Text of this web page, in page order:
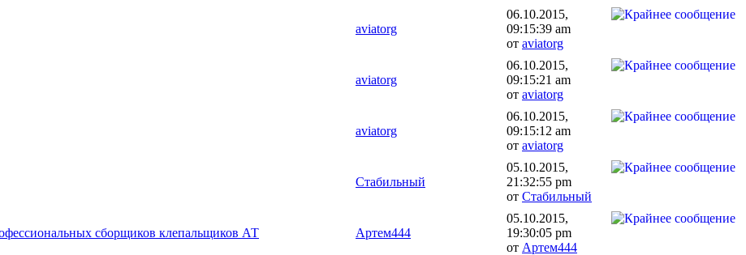
aviatorg
06.10.2015,
09:15:39 am
от aviatorg
aviatorg
06.10.2015,
09:15:21 am
от aviatorg
aviatorg
06.10.2015,
09:15:12 am
от aviatorg
Стабильный
05.10.2015,
21:32:55 pm
от Стабильный
сборщиков клепальщиков АТ Артем444
05.10.2015,
19:30:05 pm
от Артем444